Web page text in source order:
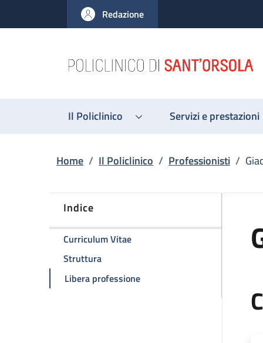
al contenuto principale
to footer content
Redazione
Il Policlinico Servizi e prestazioni
Briciole di pane
Home / Il Policlinico / Professionisti /
Indice
Curriculum Vitaedella pagina Giacomo Calini
Strutturadella pagina Giacomo Calini
Libera professionedella pagina Giacomo Calini